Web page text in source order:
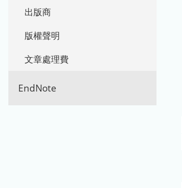
出版商
版權聲明
文章處理費
EndNote